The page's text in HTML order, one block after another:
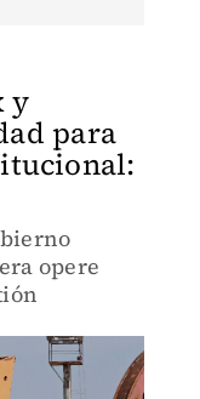
y
para
opere